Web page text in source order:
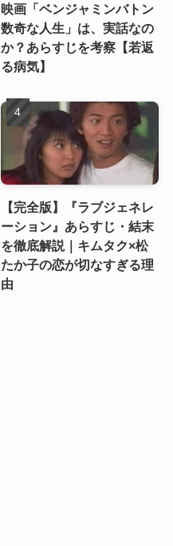
映画「ベンジャミンバトン
数奇な人生」は、実話なの
か？あらすじを考察【若返
る病気】
【完全版】『ラブジェネレ
ーション』あらすじ・結末
を徹底解説｜キムタク×松
たか子の恋が切なすぎる理
由